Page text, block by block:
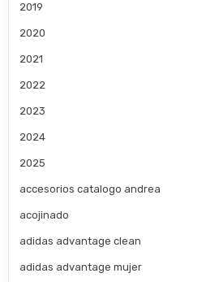
2019
2020
2021
2022
2023
2024
2025
accesorios catalogo andrea
acojinado
adidas advantage clean
adidas advantage mujer